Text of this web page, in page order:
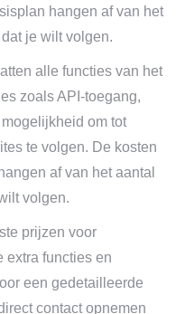
hangen af van het
je wilt volgen.
alle functies van het
zoals API-toegang,
om tot
te volgen. De kosten
af van het aantal
volgen.
prijzen voor
extra functies en
een gedetailleerde
contact opnemen